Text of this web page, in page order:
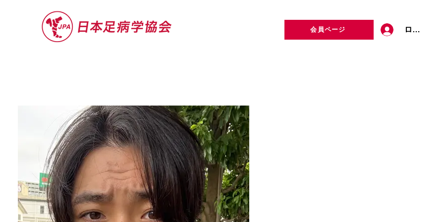
会員ページ ログイン